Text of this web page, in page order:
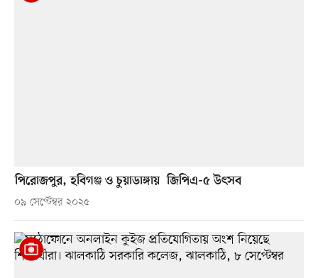
পিরোজপুর, হবিগঞ্জ ও চুয়াডাঙ্গায় জিপিএ-৫ উৎসব
০৯ সেপ্টেম্বর ২০২৫